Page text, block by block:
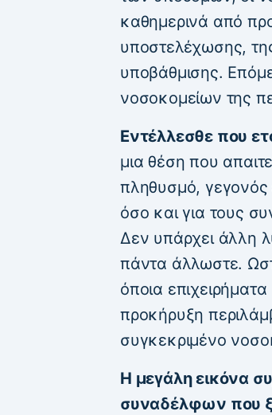
καθημερινά από
υποστελέχωσης,
υποβάθμισης.
νοσοκομείων της
Εντέλλεσθε που
μια θέση που
πληθυσμό, γεγονός
όσο και για τους
Δεν υπάρχει άλλη
πάντα άλλωστε.
όποια
προκήρυξη
συγκεκριμένο
H μεγάλη εικόνα
συναδέλφων που